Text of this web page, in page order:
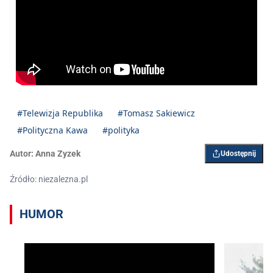
#Telewizja Republika
#Tomasz Sakiewicz
#Polityczna Kawa
#polityka
Autor: Anna Zyzek Udostępnij
Źródło: niezalezna.pl
HUMOR